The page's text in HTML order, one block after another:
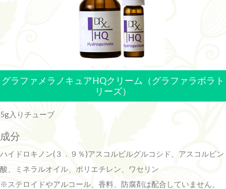
グラファメラノキュアHQクリーム（グラファラボラト
リーズ）
5g入りチューブ
成分
ハイドロキノン(３．９％)アスコルビルグルコシド、アスコルビン
酸、ミネラルオイル、ポリエチレン、ワセリン
※ステロイドやアルコール、香料、防腐剤は配合していません。